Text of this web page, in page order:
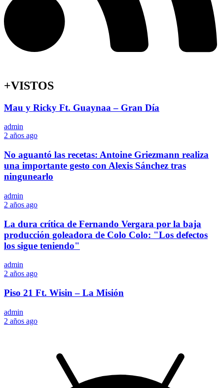
+VISTOS
Mau y Ricky Ft. Guaynaa – Gran Día
admin
2 años ago
No aguantó las recetas: Antoine Griezmann realiza
una importante gesto con Alexis Sánchez tras
ningunearlo
admin
2 años ago
La dura crítica de Fernando Vergara por la baja
producción goleadora de Colo Colo: "Los defectos
los sigue teniendo"
admin
2 años ago
Piso 21 Ft. Wisin – La Misión
admin
2 años ago